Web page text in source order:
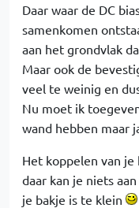
Daar waar de DC
samenkomen
aan het grondvlak
Maar ook de
veel te weinig en
Nu moet ik
wand hebben maar
Het koppelen van
daar kan je niets
je bakje is te klein